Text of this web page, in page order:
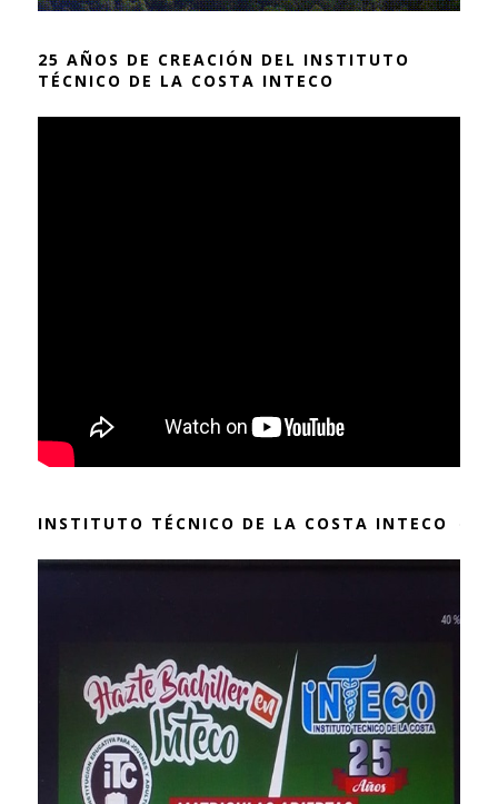
25 AÑOS DE CREACIÓN DEL INSTITUTO
TÉCNICO DE LA COSTA INTECO
INSTITUTO TÉCNICO DE LA COSTA INTECO